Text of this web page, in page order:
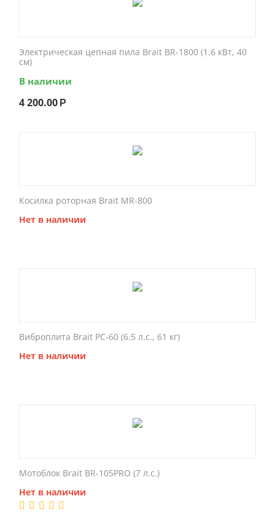
Электрическая цепная пила Brait BR-1800 (1.6 кВт, 40
см)
В наличии
4 200.00 Р
Косилка роторная Brait MR-800
Нет в наличии
Виброплита Brait PC-60 (6.5 л.с., 61 кг)
Нет в наличии
Мотоблок Brait BR-105PRO (7 л.с.)
Нет в наличии